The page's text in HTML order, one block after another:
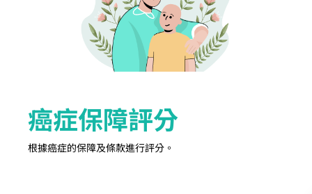
癌症保障評分
根據癌症的保障及條款進行評分。